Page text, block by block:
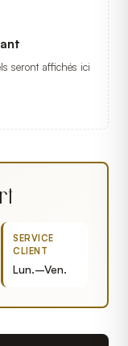
seront affichés ici
SERVICE
CLIENT
Lun.–Ven.